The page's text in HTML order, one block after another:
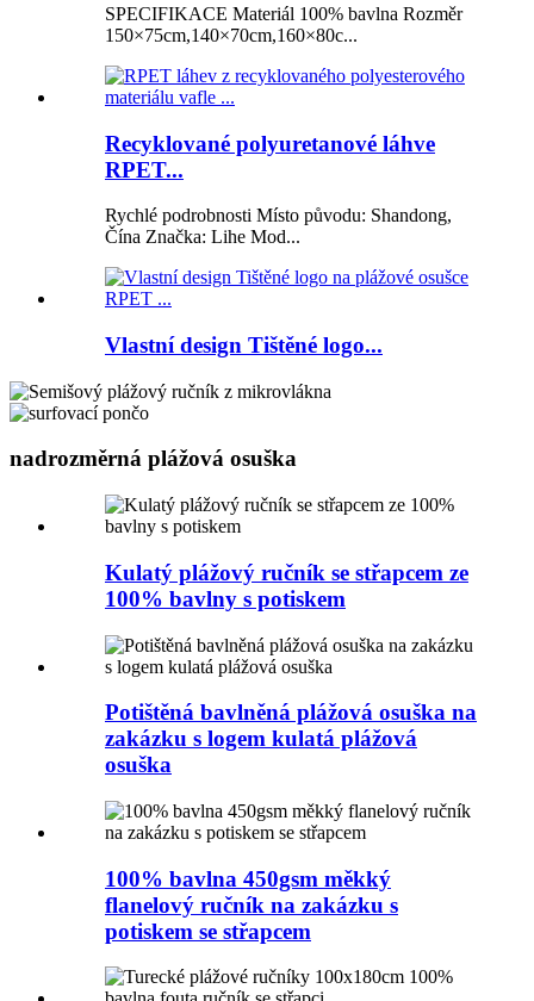
SPECIFIKACE Materiál 100% bavlna Rozměr
150×75cm,140×70cm,160×80c...
Recyklované polyuretanové láhve
RPET...
Rychlé podrobnosti Místo původu: Shandong,
Čína Značka: Lihe Mod...
Vlastní design Tištěné logo...
nadrozměrná plážová osuška
Kulatý plážový ručník se střapcem ze
100% bavlny s potiskem
Potištěná bavlněná plážová osuška na
zakázku s logem kulatá plážová
osuška
100% bavlna 450gsm měkký
flanelový ručník na zakázku s
potiskem se střapcem